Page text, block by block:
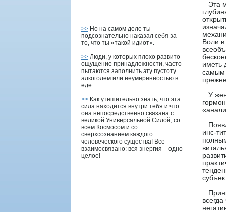
>> Но на самом деле ты
подсознательно наказал себя за
то, что ты «такой идиот».
>> Люди, у которых плохо развито
ощущение принадлежности, часто
пытаются заполнить эту пустоту
алкоголем или неумеренностью в
еде.
>> Как утешительно знать, что эта
сила находится внутри тебя и что
она непосредственно связана с
великой Универсальной Силой, со
всем Космосом и со
сверхсознанием каждого
человеческого существа! Все
взаимосвязано: вся энергия – одно
целое!
Эта
Воли
иметь
самым
У
инс-